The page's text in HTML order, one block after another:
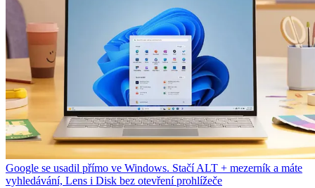
Google se usadil přímo ve Windows. Stačí ALT + mezerník a máte
vyhledávání, Lens i Disk bez otevření prohlížeče